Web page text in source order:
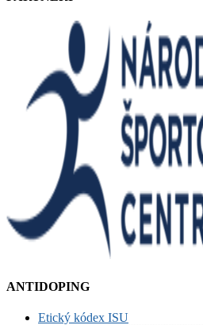
ANTIDOPING
Etický kódex ISU